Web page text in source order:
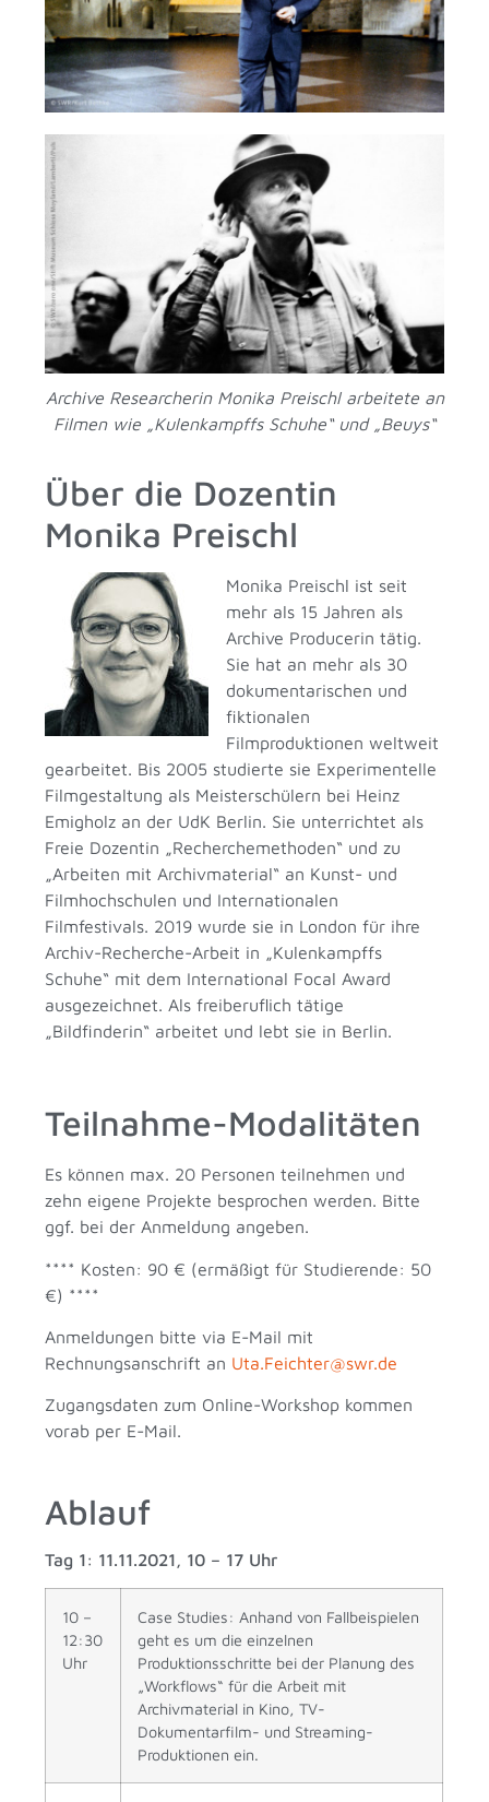
Archive Researcherin Monika Preischl arbeitete an
Filmen wie „Kulenkampffs Schuhe“ und „Beuys“
Über die Dozentin
Monika Preischl
Monika Preischl ist seit
mehr als 15 Jahren als
Archive Producerin tätig.
Sie hat an mehr als 30
dokumentarischen und
fiktionalen
Filmproduktionen weltweit
gearbeitet. Bis 2005 studierte sie Experimentelle
Filmgestaltung als Meisterschülern bei Heinz
Emigholz an der UdK Berlin. Sie unterrichtet als
Freie Dozentin „Recherchemethoden“ und zu
„Arbeiten mit Archivmaterial“ an Kunst- und
Filmhochschulen und Internationalen
Filmfestivals. 2019 wurde sie in London für ihre
Archiv-Recherche-Arbeit in „Kulenkampffs
Schuhe“ mit dem International Focal Award
ausgezeichnet. Als freiberuflich tätige
„Bildfinderin“ arbeitet und lebt sie in Berlin.
Teilnahme-Modalitäten
Es können max. 20 Personen teilnehmen und
zehn eigene Projekte besprochen werden. Bitte
ggf. bei der Anmeldung angeben.
**** Kosten: 90 € (ermäßigt für Studierende: 50
€) ****
Anmeldungen bitte via E-Mail mit
Rechnungsanschrift an Uta.Feichter@swr.de
Zugangsdaten zum Online-Workshop kommen
vorab per E-Mail.
Ablauf
Tag 1: 11.11.2021, 10 – 17 Uhr
10 –
12:30
Uhr
Case Studies: Anhand von Fallbeispielen
geht es um die einzelnen
Produktionsschritte bei der Planung des
„Workflows“ für die Arbeit mit
Archivmaterial in Kino, TV-
Dokumentarfilm- und Streaming-
Produktionen ein.